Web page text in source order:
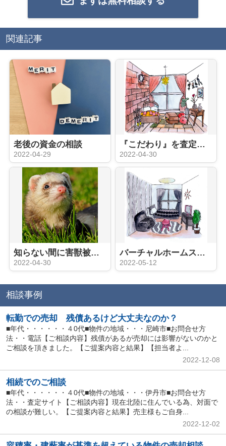
関連記事
老後の資金の相談
2022-04-29
『こだわり』を査定した結果
2022-04-30
知らない間に害獣被害が・・・
2022-04-30
バーチャルホームステージングで4倍の反響が！
2022-05-12
相談事例
転勤での売却 残債あるけど大丈夫なのか？
■年代・・・・・・４0代■物件の地域・・・尼崎市■お問合せ方
法・・電話【ご相談内容】残債があるが売却には影響がないのかと
ご相談を頂きました。【ご提案内容と結果】【担当者よ...
2022-12-08
相続でのご相談
■年代・・・・・・４0代■物件の地域・・・伊丹市■お問合せ方
法・・査定サイト【ご相談内容】現在北陸に住んでいる為、対面で
の相談が難しい。【ご提案内容と結果】売主様もご自身...
2022-12-02